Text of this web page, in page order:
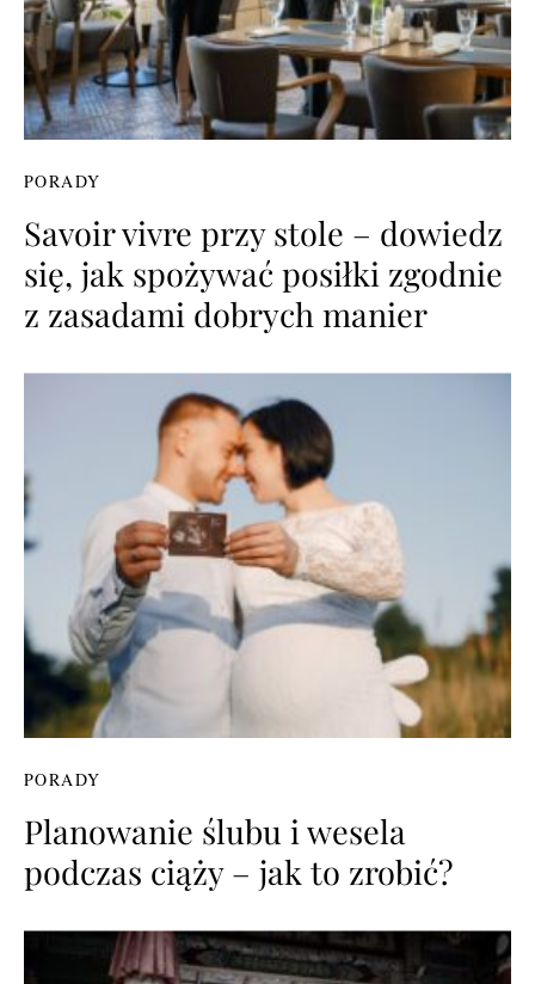
PORADY
Savoir vivre przy stole – dowiedz
się, jak spożywać posiłki zgodnie
z zasadami dobrych manier
PORADY
Planowanie ślubu i wesela
podczas ciąży – jak to zrobić?